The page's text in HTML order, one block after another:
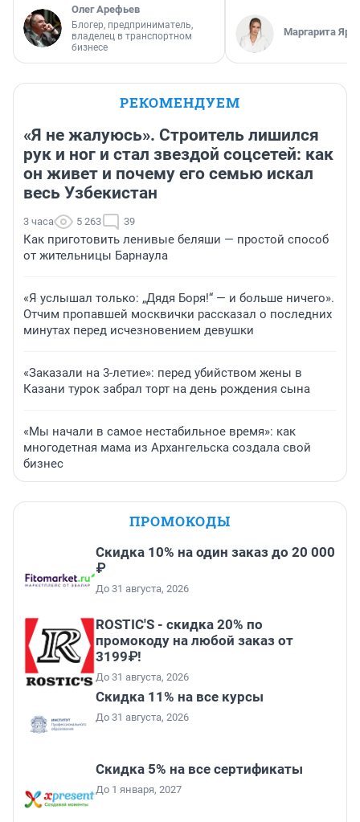
Олег Арефьев
Блогер, предприниматель,
владелец в транспортном
бизнесе
Маргарита
РЕКОМЕНДУЕМ
«Я не жалуюсь». Строитель лишился
рук и ног и стал звездой соцсетей: как
он живет и почему его семью искал
весь Узбекистан
3 часа 5 263 39
Как приготовить ленивые беляши — простой способ
от жительницы Барнаула
«Я услышал только: „Дядя Боря!“ — и больше ничего».
Отчим пропавшей москвички рассказал о последних
минутах перед исчезновением девушки
«Заказали на 3-летие»: перед убийством жены в
Казани турок забрал торт на день рождения сына
«Мы начали в самое нестабильное время»: как
многодетная мама из Архангельска создала свой
бизнес
ПРОМОКОДЫ
Скидка 10% на один заказ до 20 000
₽
До 31 августа, 2026
ROSTIC'S - скидка 20% по
промокоду на любой заказ от
3199₽!
До 31 августа, 2026
Скидка 11% на все курсы
До 31 августа, 2026
Скидка 5% на все сертификаты
До 1 января, 2027